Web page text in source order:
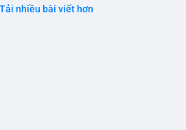
Tải nhiều bài viết hơn